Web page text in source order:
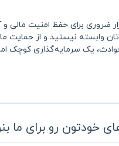
ضروری برای حفظ امنیت
وابسته نیستید و از
یک سرمایه‌گذاری کوچک
خودتون رو برای ما